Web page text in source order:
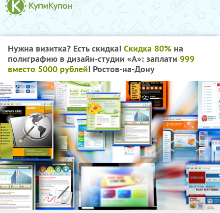
Нужна визитка? Есть скидка! Скидка 80% на
полиграфию в дизайн-студии «А»: заплати 999
вместо 5000 рублей! Ростов-на-Дону